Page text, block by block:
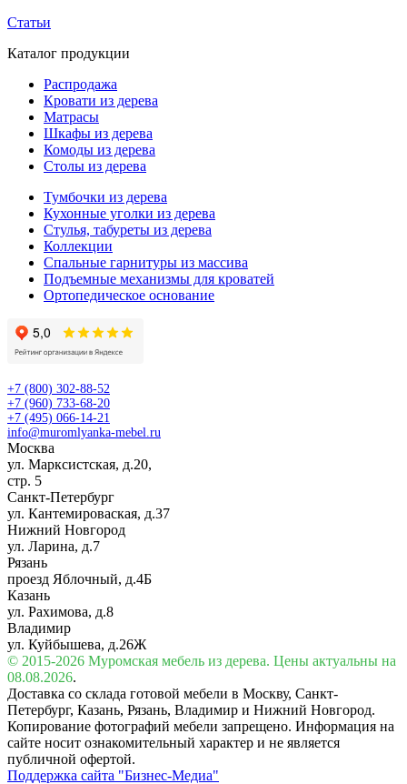
Статьи
Каталог продукции
Распродажа
Кровати из дерева
Матрасы
Шкафы из дерева
Комоды из дерева
Столы из дерева
Тумбочки из дерева
Кухонные уголки из дерева
Стулья, табуреты из дерева
Коллекции
Спальные гарнитуры из массива
Подъемные механизмы для кроватей
Ортопедическое основание
+7 (800) 302-88-52
+7 (960) 733-68-20
+7 (495) 066-14-21
info@muromlyanka-mebel.ru
Москва
ул. Марксистская, д.20,
стр. 5
Санкт-Петербург
ул. Кантемироваская, д.37
Нижний Новгород
ул. Ларина, д.7
Рязань
проезд Яблочный, д.4Б
Казань
ул. Рахимова, д.8
Владимир
ул. Куйбышева, д.26Ж
© 2015-2026 Муромская мебель из дерева. Цены актуальны на
08.08.2026.
Доставка со склада готовой мебели в Москву, Санкт-
Петербург, Казань, Рязань, Владимир и Нижний Новгород.
Копирование фотографий мебели запрещено. Информация на
сайте носит ознакомительный характер и не является
публичной офертой.
Поддержка сайта "Бизнес-Медиа"